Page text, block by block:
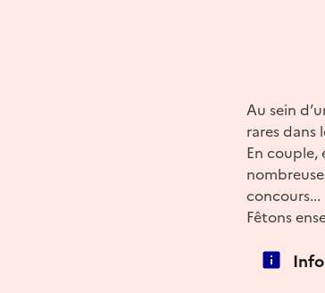
Au sein
rares dans
En couple,
concours...
Fêtons